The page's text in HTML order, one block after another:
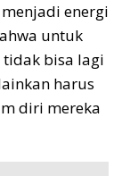
energi
untuk
tidak bisa lagi
harus
diri mereka